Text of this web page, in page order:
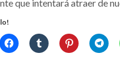
que intentará atraer de